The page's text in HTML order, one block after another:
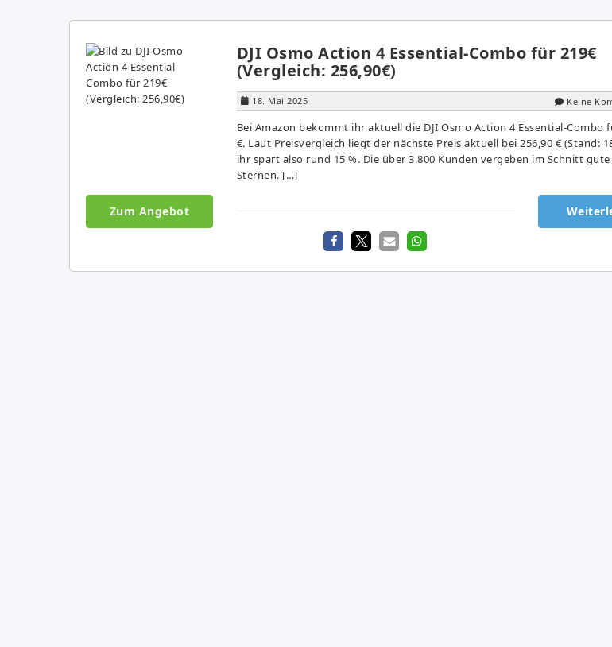
DJI Osmo Action 4 Essential-Combo für 219€
(Vergleich: 256,90€)
18. Mai 2025 Keine
Bei Amazon bekommt ihr aktuell die DJI Osmo Action 4 Essential-Combo
€. Laut Preisvergleich liegt der nächste Preis aktuell bei 256,90 € (Stand:
ihr spart also rund 15 %. Die über 3.800 Kunden vergeben im Schnitt gute
Sternen. […]
Zum Angebot